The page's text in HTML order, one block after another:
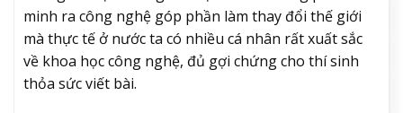
minh ra công nghệ góp phần làm thay đổi thế giới
mà thực tế ở nước ta có nhiều cá nhân rất xuất sắc
về khoa học công nghệ, đủ gợi chứng cho thí sinh
thỏa sức viết bài.